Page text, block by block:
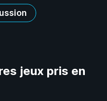
jeux pris en